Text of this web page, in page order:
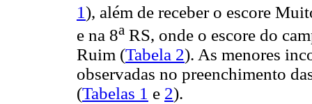
1), além de receber o escore
e na 8a RS, onde o escore do
Ruim (Tabela 2). As menores
observadas no preenchimento
(Tabelas 1 e 2).